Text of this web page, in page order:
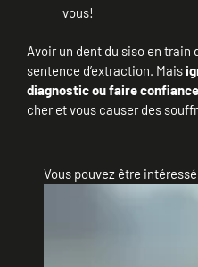
vous!
Avoir un dent du siso en train
sentence d’extraction. Mais
diagnostic ou faire
cher et vous causer des
Vous pouvez être